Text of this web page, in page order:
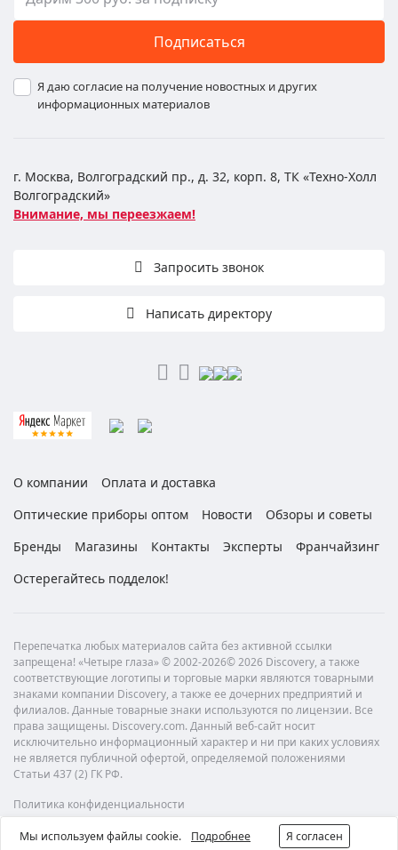
Подписаться
Я даю согласие на получение новостных и других
информационных материалов
г. Москва, Волгоградский пр., д. 32, корп. 8, ТК «Техно-Холл
Волгоградский»
Внимание, мы переезжаем!
Запросить звонок
Написать директору
О компании
Оплата и доставка
Оптические приборы оптом
Новости
Обзоры и советы
Бренды
Магазины Контакты Эксперты
Франчайзинг
Остерегайтесь подделок!
Перепечатка любых материалов сайта без активной ссылки
запрещена! «Четыре глаза» © 2002-2026© 2026 Discovery, а также
соответствующие логотипы и торговые марки являются товарными
знаками компании Discovery, а также ее дочерних предприятий и
филиалов. Данные товарные знаки используются по лицензии. Все
права защищены. Discovery.com. Данный веб-сайт носит
исключительно информационный характер и ни при каких условиях
не является публичной офертой, определяемой положениями
Статьи 437 (2) ГК РФ.
Политика конфиденциальности
Мы используем файлы cookie. Подробнее Я согласен